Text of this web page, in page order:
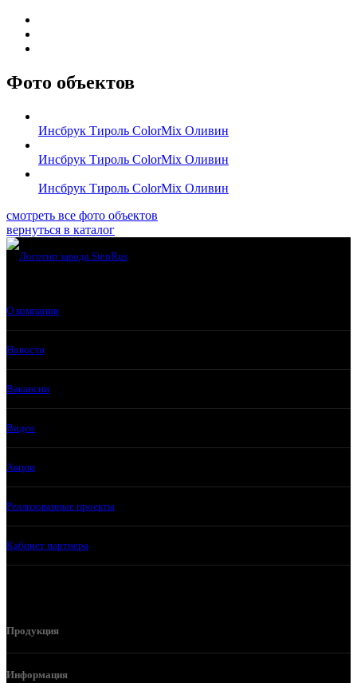
Фото объектов
Инсбрук Тироль ColorMix Оливин
Инсбрук Тироль ColorMix Оливин
Инсбрук Тироль ColorMix Оливин
смотреть все фото объектов
вернуться в каталог
О компании
Новости
Вакансии
Видео
Акции
Реализованные проекты
Кабинет партнера
Продукция
Информация